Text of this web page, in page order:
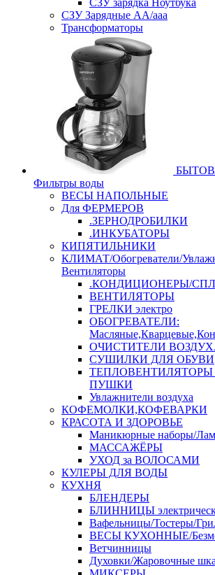
СЗУ зарядка Ноутбука
СЗУ Зарядные АА/ааа
Трансформаторы
Фильтры воды
ВЕСЫ НАПОЛЬНЫЕ
Для ФЕРМЕРОВ
.ЗЕРНОДРОБИЛКИ
.ИНКУБАТОРЫ
КИПЯТИЛЬНИКИ
КЛИМАТ/Обогреватели/
Вентиляторы
.КОНДИЦИОНЕРЫ/
ВЕНТИЛЯТОРЫ
ГРЕЛКИ электро
ОБОГРЕВАТЕЛИ:
ОЧИСТИТЕЛИ
СУШИЛКИ ДЛЯ ОБУВИ
ПУШКИ
Увлажнители воздуха
КОФЕМОЛКИ,КОФЕВАРКИ
КРАСОТА И ЗДОРОВЬЕ
Маникюрные наборы/
МАССАЖЁРЫ
УХОД за ВОЛОСАМИ
КУЛЕРЫ ДЛЯ ВОДЫ
КУХНЯ
БЛЕНДЕРЫ
БЛИННИЦЫ
Вафельницы/Тостеры/
ВЕСЫ КУХОННЫЕ/
Ветчинницы
Духовки/Жаровочные